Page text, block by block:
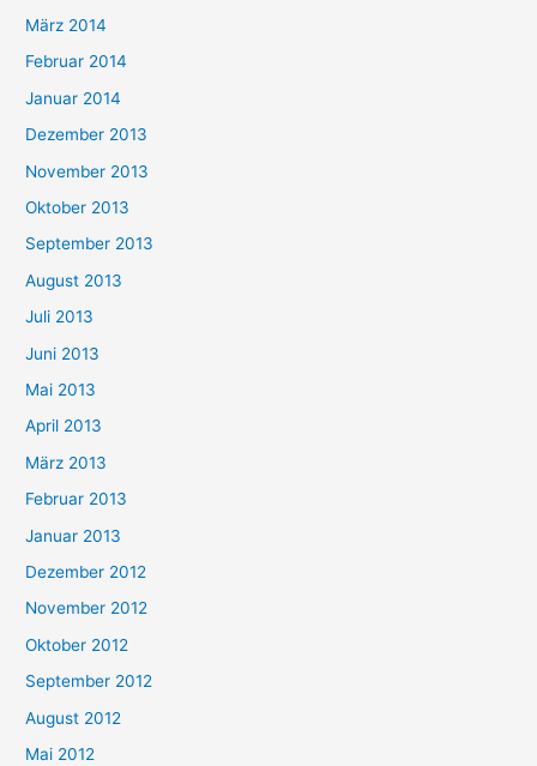
März 2014
Februar 2014
Januar 2014
Dezember 2013
November 2013
Oktober 2013
September 2013
August 2013
Juli 2013
Juni 2013
Mai 2013
April 2013
März 2013
Februar 2013
Januar 2013
Dezember 2012
November 2012
Oktober 2012
September 2012
August 2012
Mai 2012